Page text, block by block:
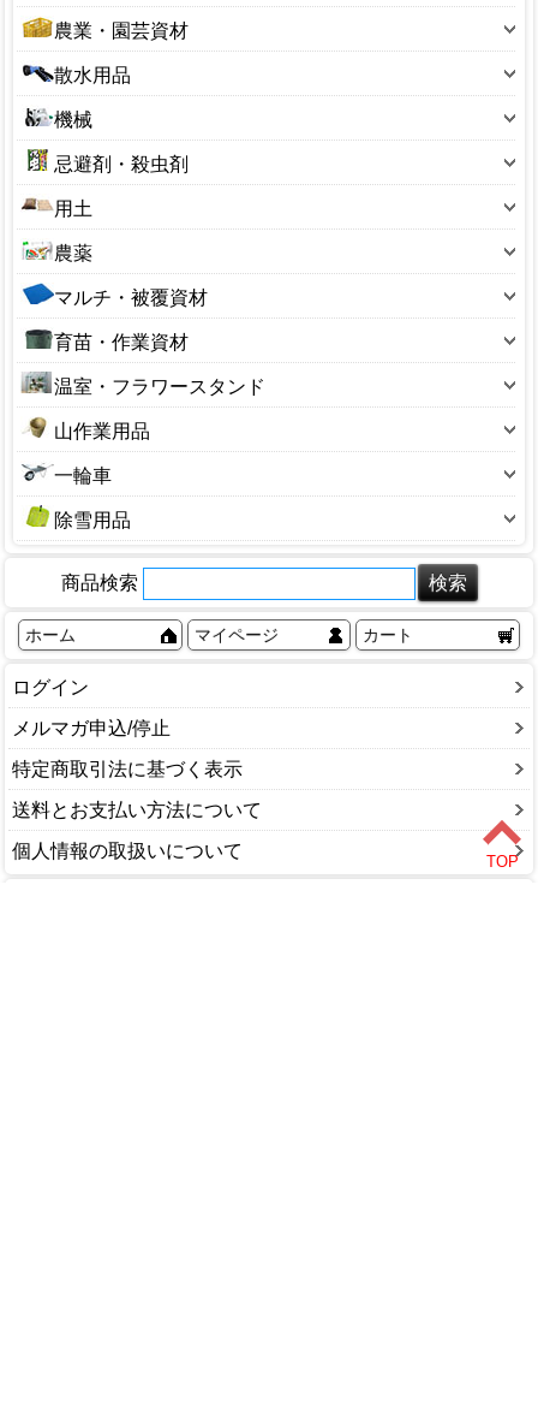
鋏(ハサミ)
鉈(ナタ)
のこぎり(園芸用)
スコップ
レーキ・くまで
押切り
掛矢(カケヤ)
鎌(カマ)
鍬(クワ)
穴あけ器
溝そうじ器
十能・火ばさみ
鶴嘴(ツルハシ)
砥石(園芸用)
楔(くさび)
盆栽用品
10～19型
20～29型
30～39型
40～49型
50～59型
60～69型
100～190型
200～290型
300～390型
400～490型
550型サイズ
650型サイズ
3号サイズ
4号サイズ
5号サイズ
6号サイズ
8号サイズ
9号サイズ
12号サイズ
13号サイズ
14号サイズ
その他サイズ
農業・園芸資材
アルミ線・結束タイ
フルイ(園芸用)
ボトル・容器
ポリ缶
ラベル
温度計
花台
杭・支柱
荒縄・こも
収穫コンテナ
収穫袋
生ゴミ処理
その他
散水用品
散水ホース
散水ノズル
散水パーツ
ホースリール
サニーホース
ジョウロ・水さし
スプリンクラー
ひしゃく・ロート
ホースバンド
ローリータンク
機械
刈払用品
芝刈用品
噴霧器・散布器
ガーデンシュレッダー
ナイロンコード
管理機・耕うん機
精米機・脱穀機
草焼きバーナー
忌避剤・殺虫剤
忌避剤
殺菌剤
殺虫剤
捕獲器
防鳥用品
用土
土のう袋
用土小袋
用土大袋
農薬
除草剤
植物成長調整剤
硫黄合剤・マシン油
マルチ・被覆資材
ビニールシート・マルチ
ブルーシート
園芸ネット
保温資材・寒冷遮
防草シート
育苗・作業資材
あぜ波
ガーデンチェア
ハウス部品
バスケット
塩水選容器
農機具補修用品
温室・フラワースタンド
ビニール温室
アルミ温室
フラワースタンド
山作業用品
熊よけ鈴
山菜かご
背負子（しょいこ）
一輪車
一輪車除雪用品
融雪ホース
雪かき・雪はね
除雪ダンプ
かんじき・スパイク
融雪剤・凍結剤
ソリ
商品検索
ホーム マイページ カート
ログイン
メルマガ申込/停止
特定商取引法に基づく表示
送料とお支払い方法について
個人情報の取扱いについて